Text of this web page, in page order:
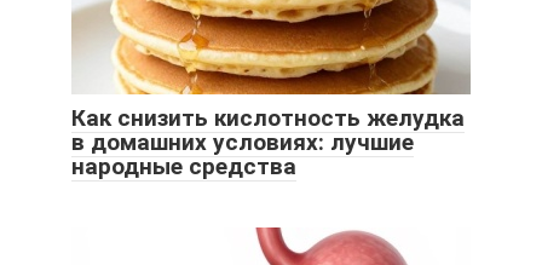
Как снизить кислотность желудка
в домашних условиях: лучшие
народные средства